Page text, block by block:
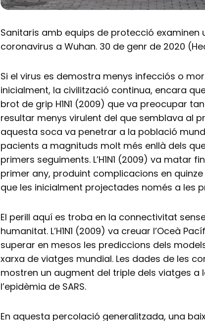
Sanitaris amb equips de protecció examinen
coronavirus a Wuhan. 30 de genr de 2020
Si el virus es demostra menys infecciós o
inicialment, la civilització continua, encara
brot de grip H1N1 (2009) que va preocupar
resultar menys virulent del que semblava al
aquesta soca va penetrar a la població
pacients a magnituds molt més enllà dels
primers seguiments. L’H1N1 (2009) va matar
primer any, produint complicacions en
que les inicialment projectades només a les
El perill aquí es troba en la connectivitat
humanitat. L’H1N1 (2009) va creuar l’Oceà
superar en mesos les prediccions dels
xarxa de viatges mundial. Les dades de les
mostren un augment del triple dels viatges a
l’epidèmia de SARS.
En aquesta percolació generalitzada, una